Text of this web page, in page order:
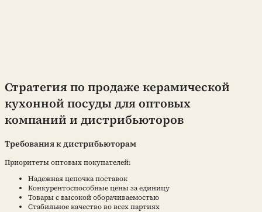
Стратегия по продаже керамической
кухонной посуды для оптовых
компаний и дистрибьюторов
Требования к дистрибьюторам
Приоритеты оптовых покупателей:
Надежная цепочка поставок
Конкурентоспособные цены за единицу
Товары с высокой оборачиваемостью
Стабильное качество во всех партиях